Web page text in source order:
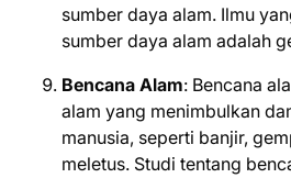
sumber daya alam. Ilmu
sumber daya alam adalah
Bencana Alam: Bencana
alam yang menimbulkan
manusia, seperti banjir,
meletus. Studi tentang